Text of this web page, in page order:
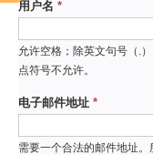
用户名 *
允许空格；除英文句号（.
点符号不允许。
电子邮件地址 *
需要一个合法的邮件地址